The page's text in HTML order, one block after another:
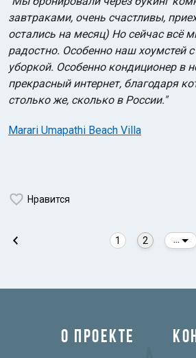
завтраками, очень счастливы,
остались на месяц) Но сейчас всё
радостно. Особенно наш хоумстей
уборкой. Особенно кондиционер в
прекрасный интернет, благодаря
столько же, сколько в России."
Marari Umapathi Beach Villa
Нравится
1 2
О ПРОЕКТЕ